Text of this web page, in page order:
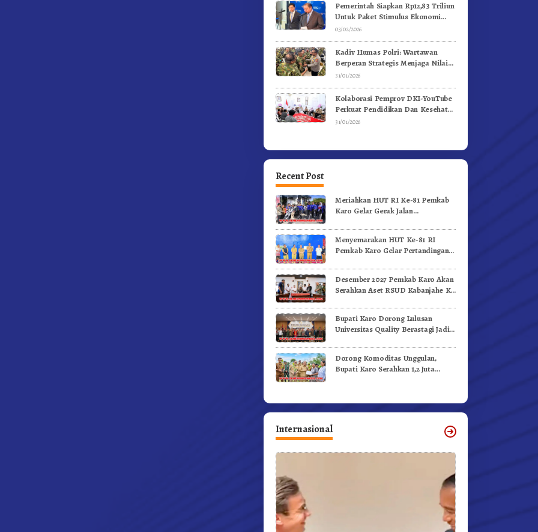
Pemerintah Siapkan Rp12,83 Triliun
Untuk Paket Stimulus Ekonomi
Kuartal I-2026
03/02/2026
Kadiv Humas Polri: Wartawan
Berperan Strategis Menjaga Nilai
Kebangsaan, Demokrasi, dan NKRI
31/01/2026
Kolaborasi Pemprov DKI-YouTube
Perkuat Pendidikan Dan Kesehatan
Mental
31/01/2026
Recent Post
Meriahkan HUT RI Ke-81 Pemkab
Karo Gelar Gerak Jalan
Menyemarakan HUT Ke-81 RI
Pemkab Karo Gelar Pertandingan
Desember 2027 Pemkab Karo Akan
Serahkan Aset RSUD Kabanjahe Ke
Bupati Karo Dorong Lulusan
Universitas Quality Berastagi Jadi
Dorong Komoditas Unggulan,
Bupati Karo Serahkan 1,2 Juta
Internasional